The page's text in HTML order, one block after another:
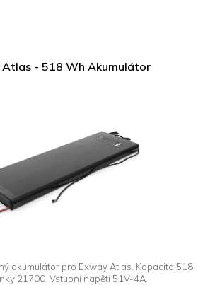
Atlas - 518 Wh Akumulátor
akumulátor pro Exway Atlas. Kapacita 518
21700. Vstupní napětí 51V-4A.